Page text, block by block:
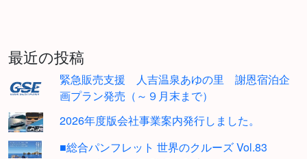
最近の投稿
緊急販売支援 人吉温泉あゆの里 謝恩宿泊企
画プラン発売（～９月末まで）
2026年度版会社事業案内発行しました。
■総合パンフレット 世界のクルーズ Vol.83